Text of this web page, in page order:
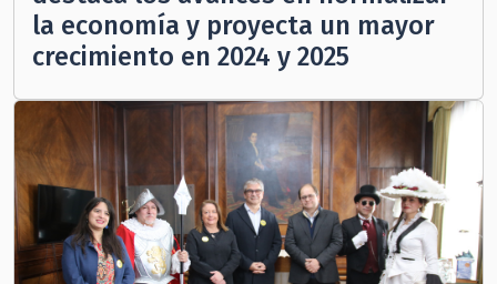
la economía y proyecta un mayor
crecimiento en 2024 y 2025